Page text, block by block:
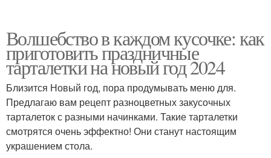
Волшебство в каждом кусочке: как
приготовить праздничные
тарталетки на новый год 2024
Близится Новый год, пора продумывать меню для.
Предлагаю вам рецепт разноцветных закусочных
тарталеток с разными начинками. Такие тарталетки
смотрятся очень эффектно! Они станут настоящим
украшением стола.